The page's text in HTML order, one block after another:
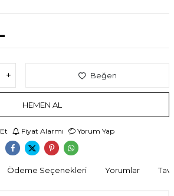
Beğen
HEMEN AL
Fiyat Alarmı Yorum Yap
Ödeme Seçenekleri Yorumlar